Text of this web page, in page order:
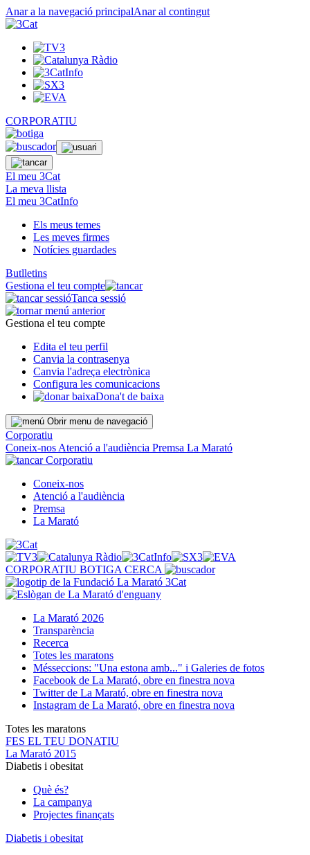
Anar a la navegació principalAnar al contingut
CORPORATIU
El meu 3Cat
La meva llista
El meu 3CatInfo
Els meus temes
Les meves firmes
Notícies guardades
Butlletins
Gestiona el teu compte
Tanca sessió
Gestiona el teu compte
Edita el teu perfil
Canvia la contrasenya
Canvia l'adreça electrònica
Configura les comunicacions
Dona't de baixa
Obrir menu de navegació
Corporatiu
Coneix-nos Atenció a l'audiència Premsa La Marató
Corporatiu
Coneix-nos
Atenció a l'audiència
Premsa
La Marató
CORPORATIU BOTIGA CERCA
La Marató 2026
Transparència
Recerca
Totes les maratons
Mésseccions: "Una estona amb..." i Galeries de fotos
Facebook de La Marató, obre en finestra nova
Twitter de La Marató, obre en finestra nova
Instagram de La Marató, obre en finestra nova
Totes les maratons
FES EL TEU DONATIU
La Marató 2015
Diabetis i obesitat
Què és?
La campanya
Projectes finançats
Diabetis i obesitat